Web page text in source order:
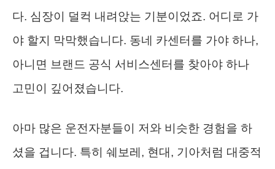
다. 심장이 덜컥 내려앉는 기분이었죠. 어디로 가
야 할지 막막했습니다. 동네 카센터를 가야 하나,
아니면 브랜드 공식 서비스센터를 찾아야 하나
고민이 깊어졌습니다.
아마 많은 운전자분들이 저와 비슷한 경험을 하
셨을 겁니다. 특히 쉐보레, 현대, 기아처럼 대중적